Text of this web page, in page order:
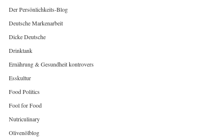
Der Persönlichkeits-Blog
Deutsche Markenarbeit
Dicke Deutsche
Drinktank
Ernährung & Gesundheit kontrovers
Esskultur
Food Politics
Fool for Food
Nutriculinary
Olivenölblog